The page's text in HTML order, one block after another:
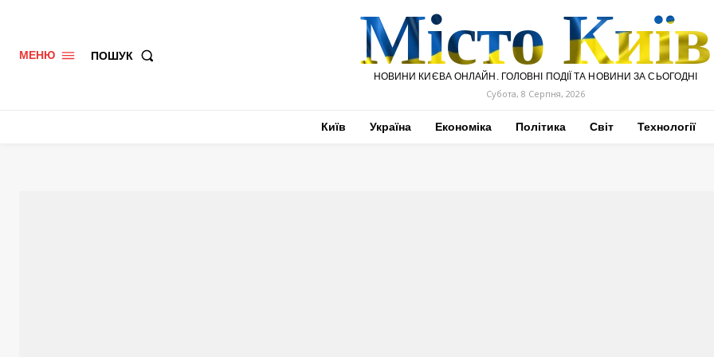
МЕНЮ ПОШУК Місто Київ
НОВИНИ КИЄВА ОНЛАЙН. ГОЛОВНІ ПОДІЇ ТА НОВИНИ ЗА СЬОГОДНІ
Субота, 8 Серпня, 2026
Київ Україна Економіка Політика Світ Технології